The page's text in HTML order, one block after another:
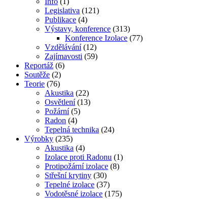
Legislativa (121)
Publikace (4)
Výstavy, konference (313)
Konference Izolace (77)
Vzdělávání (12)
Zajímavosti (59)
Reportáž (6)
Soutěže (2)
Teorie (76)
Akustika (22)
Osvětlení (13)
Požární (5)
Radon (4)
Tepelná technika (24)
Výrobky (235)
Akustika (4)
Izolace proti Radonu (1)
Protipožární izolace (8)
Střešní krytiny (30)
Tepelné izolace (37)
Vodotěsné izolace (175)